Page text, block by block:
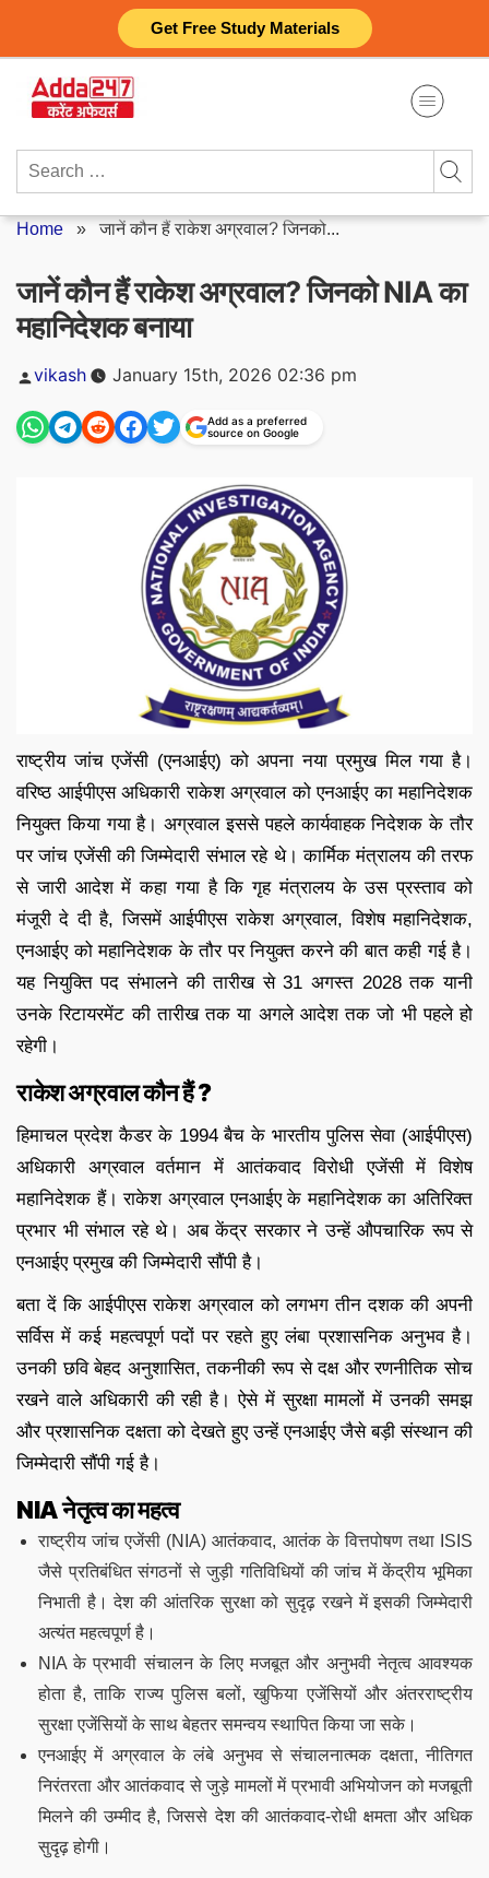
Get Free Study Materials
content
Search
Home »जानें कौन हैं राकेश अग्रवाल? जिनको...
जानें कौन हैं राकेश अग्रवाल? जिनको NIA का
महानिदेशक बनाया
Posted
vikash January 15th, 2026 02:36 pm
Add as a preferred
source on Google
राष्ट्रीय जांच एजेंसी (एनआईए) को अपना नया प्रमुख मिल गया है।
वरिष्ठ आईपीएस अधिकारी राकेश अग्रवाल को एनआईए का महानिदेशक
नियुक्त किया गया है। अग्रवाल इससे पहले कार्यवाहक निदेशक के तौर
पर जांच एजेंसी की जिम्मेदारी संभाल रहे थे। कार्मिक मंत्रालय की तरफ
से जारी आदेश में कहा गया है कि गृह मंत्रालय के उस प्रस्ताव को
मंजूरी दे दी है, जिसमें आईपीएस राकेश अग्रवाल, विशेष महानिदेशक,
एनआईए को महानिदेशक के तौर पर नियुक्त करने की बात कही गई है।
यह नियुक्ति पद संभालने की तारीख से 31 अगस्त 2028 तक यानी
उनके रिटायरमेंट की तारीख तक या अगले आदेश तक जो भी पहले हो
रहेगी।
राकेश अग्रवाल कौन हैं ?
हिमाचल प्रदेश कैडर के 1994 बैच के भारतीय पुलिस सेवा (आईपीएस)
अधिकारी अग्रवाल वर्तमान में आतंकवाद विरोधी एजेंसी में विशेष
महानिदेशक हैं। राकेश अग्रवाल एनआईए के महानिदेशक का अतिरिक्त
प्रभार भी संभाल रहे थे। अब केंद्र सरकार ने उन्हें औपचारिक रूप से
एनआईए प्रमुख की जिम्मेदारी सौंपी है।
बता दें कि आईपीएस राकेश अग्रवाल को लगभग तीन दशक की अपनी
सर्विस में कई महत्वपूर्ण पदों पर रहते हुए लंबा प्रशासनिक अनुभव है।
उनकी छवि बेहद अनुशासित, तकनीकी रूप से दक्ष और रणनीतिक सोच
रखने वाले अधिकारी की रही है। ऐसे में सुरक्षा मामलों में उनकी समझ
और प्रशासनिक दक्षता को देखते हुए उन्हें एनआईए जैसे बड़ी संस्थान की
जिम्मेदारी सौंपी गई है।
NIA नेतृत्व का महत्व
राष्ट्रीय जांच एजेंसी (NIA) आतंकवाद, आतंक के वित्तपोषण तथा ISIS
जैसे प्रतिबंधित संगठनों से जुड़ी गतिविधियों की जांच में केंद्रीय भूमिका
निभाती है। देश की आंतरिक सुरक्षा को सुदृढ़ रखने में इसकी जिम्मेदारी
अत्यंत महत्वपूर्ण है।
NIA के प्रभावी संचालन के लिए मजबूत और अनुभवी नेतृत्व आवश्यक
होता है, ताकि राज्य पुलिस बलों, खुफिया एजेंसियों और अंतरराष्ट्रीय
सुरक्षा एजेंसियों के साथ बेहतर समन्वय स्थापित किया जा सके।
एनआईए में अग्रवाल के लंबे अनुभव से संचालनात्मक दक्षता, नीतिगत
निरंतरता और आतंकवाद से जुड़े मामलों में प्रभावी अभियोजन को मजबूती
मिलने की उम्मीद है, जिससे देश की आतंकवाद-रोधी क्षमता और अधिक
सुदृढ़ होगी।